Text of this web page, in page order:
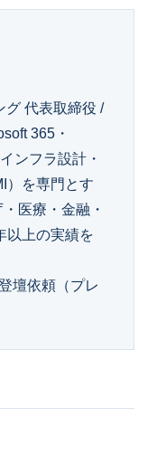
グ 代表取締役 /
365・
ンフラ設計・
）を専門とす
医療・金融・
以上の実績を
壇依頼（プレ